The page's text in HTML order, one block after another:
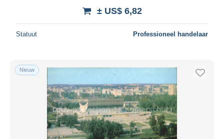
± US$ 6,82
Statuut Professioneel handelaar
Nieuw